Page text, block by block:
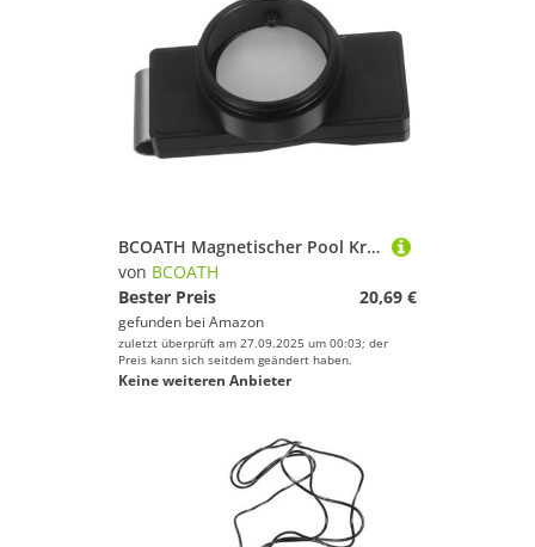
BCOATH Magnetischer Pool Kreidehalter mit Festem Clip Tragbar für Billardspieler Langlebiges Billiardzubehör Stilvolles Design für Club Heimgebrauch Schwarz
von BCOATH
Bester Preis
20,69 €
gefunden bei Amazon
zuletzt überprüft am 27.09.2025 um 00:03; der
Preis kann sich seitdem geändert haben.
Keine weiteren Anbieter